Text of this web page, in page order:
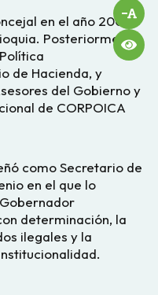
en el año 2001
Posteriormente
de Hacienda, y
del Gobierno y
de CORPOICA
como Secretario de
en el que lo
determinación, la
ilegales y la